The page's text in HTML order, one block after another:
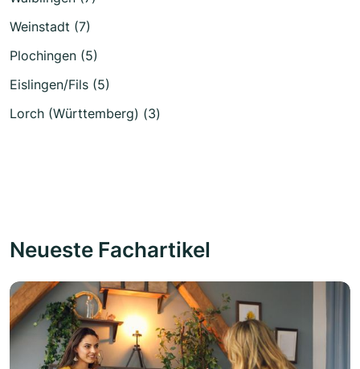
Weinstadt (7)
Plochingen (5)
Eislingen/Fils (5)
Lorch (Württemberg) (3)
Neueste Fachartikel